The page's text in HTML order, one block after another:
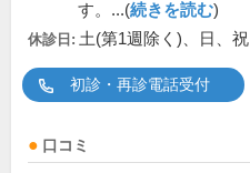
す。...(続きを読む)
休診日: 土(第1週除く)、日、祝
初診・再診電話受付
口コミ